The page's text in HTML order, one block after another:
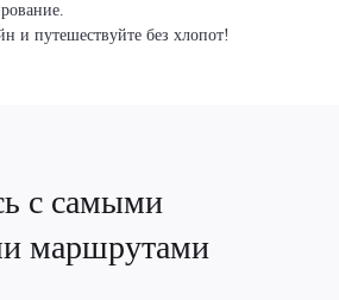
и путешествуйте без хлопот!
с самыми
маршрутами